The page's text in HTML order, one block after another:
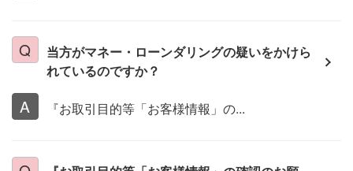
当方がマネー・ローンダリングの疑いをかけら
れているのですか？
『お取引目的等「お客様情報」の...